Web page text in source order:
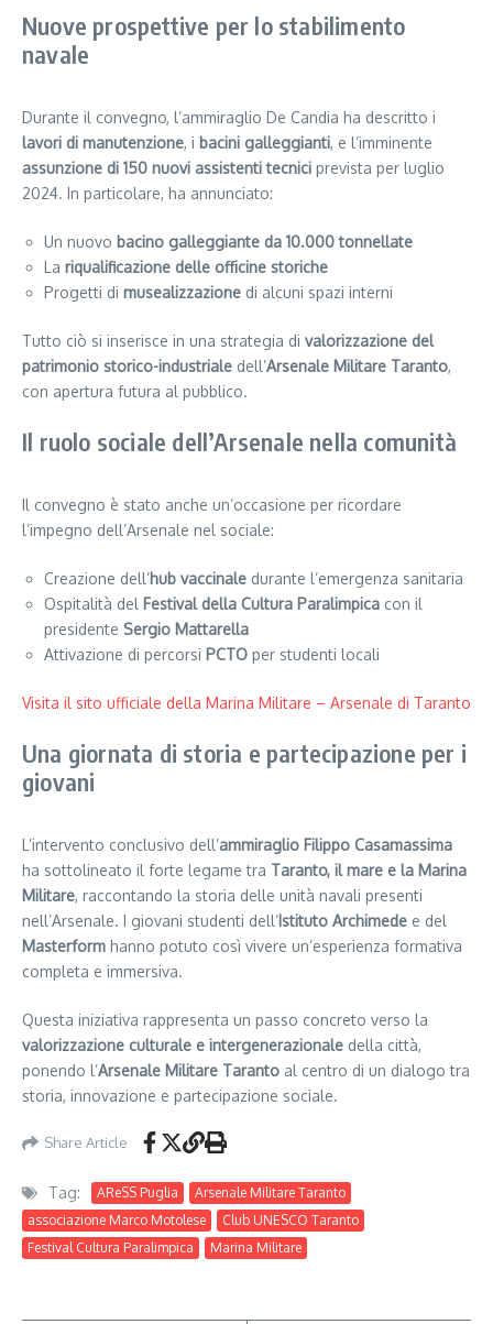
Nuove prospettive per lo stabilimento
navale
Durante il convegno, l’ammiraglio De Candia ha descritto i
lavori di manutenzione, i bacini galleggianti, e l’imminente
assunzione di 150 nuovi assistenti tecnici prevista per luglio
2024. In particolare, ha annunciato:
Un nuovo bacino galleggiante da 10.000 tonnellate
La riqualificazione delle officine storiche
Progetti di musealizzazione di alcuni spazi interni
Tutto ciò si inserisce in una strategia di valorizzazione del
patrimonio storico-industriale dell’Arsenale Militare Taranto,
con apertura futura al pubblico.
Il ruolo sociale dell’Arsenale nella comunità
Il convegno è stato anche un’occasione per ricordare
l’impegno dell’Arsenale nel sociale:
Creazione dell’hub vaccinale durante l’emergenza sanitaria
Ospitalità del Festival della Cultura Paralimpica con il
presidente Sergio Mattarella
Attivazione di percorsi PCTO per studenti locali
Visita il sito ufficiale della Marina Militare – Arsenale di Taranto
Una giornata di storia e partecipazione per i
giovani
L’intervento conclusivo dell’ammiraglio Filippo Casamassima
ha sottolineato il forte legame tra Taranto, il mare e la Marina
Militare, raccontando la storia delle unità navali presenti
nell’Arsenale. I giovani studenti dell’Istituto Archimede e del
Masterform hanno potuto così vivere un’esperienza formativa
completa e immersiva.
Questa iniziativa rappresenta un passo concreto verso la
valorizzazione culturale e intergenerazionale della città,
ponendo l’Arsenale Militare Taranto al centro di un dialogo tra
storia, innovazione e partecipazione sociale.
Share Article
Tag: AReSS Puglia
Arsenale Militare Taranto
associazione Marco Motolese
Club UNESCO Taranto
Festival Cultura Paralimpica
Marina Militare